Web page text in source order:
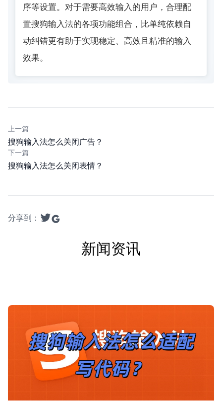
序等设置。对于需要高效输入的用户，合理配
置搜狗输入法的各项功能组合，比单纯依赖自
动纠错更有助于实现稳定、高效且精准的输入
效果。
上一篇
搜狗输入法怎么关闭广告？
下一篇
搜狗输入法怎么关闭表情？
分享到：
新闻资讯